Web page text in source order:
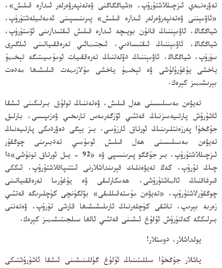
تەۋرەنمەي ئىزچىللاشتۇرۇپ، «شياڭگاڭنى ۋەتەنپەرۋەرلەر ئىدارە قىلىش»،
«ئاۋمېننى ۋەتەنپەرۋەرلەر ئىدارە قىلىش» پىرىنسىپىنى ئەمەلىيلەشتۈرۈپ،
شياڭگاڭ، ئاۋمېننىڭ قانۇن بويىچە ئىدارە قىلىش ئىقتىدارىنى ئۆستۈرۈپ،
شياڭگاڭ، ئاۋمېننىڭ ئىقتىسادىي، ئىجتىمائىي تەرەققىياتىنى ئىلگىرى
سۈرۈپ، شياڭگاڭ، ئاۋمېننىڭ دۆلەتنىڭ تەرەققىيات ئومۇمىيىتىگە تېخىمۇ
ياخشى يۇغۇرۇلۇشى ۋە تېخىمۇ ياخشى مۇلازىمەت قىلىشىغا مەدەت
بېرىشىمىز كېرەك.
تەيۋەن مەسىلىسىنى ھەل قىلىش، ۋەتەننىڭ تولۇق بىرلىكىنى ئىشقا
ئاشۇرۇش پارتىيەمىزنىڭ قەتئىي ئۆزگەرمەس تارىخىي ۋەزىپىسى، بارلىق
جۇڭخۇا پەرزەنتلىرىنىڭ ئورتاق ئارزۇسى. بىز يېڭى دەۋردىكى پارتىيەنىڭ
تەيۋەن مەسىلىسىنى ھەل قىلىش ئومۇمىي تەدبىرىنى چوڭقۇر
ئىزچىللاشتۇرۇپ، بىر جۇڭگو پىرىنسىپى ۋە «92 - يىل ئورتاق تونۇشى»دا
چىڭ تۇرۇپ، كەڭ تەيۋەنلىك قېرىنداشلارنى ئىتتىپاقلاشتۇرۇپ، ئىككى
قىرغاقنىڭ ئالماشتۇرۇشى، ھەمكارلىقى ۋە يۇغۇرما تەرەققىياتىنى
چوڭقۇرلاشتۇرۇپ، «تەيۋەن مۇستەقىللىقى» بۆلگۈنچى كۈچلىرىگە قەتئىي
زەربە بېرىپ، تاشقى كۈچلەرنىڭ ئارىلىشىشىغا قارشى تۇرۇپ، ۋەتەننى
بىرلىككە كەلتۈرۈش ئۇلۇغ ئىشىنى قەتئىي ئالغا سىلجىتىشىمىز كېرەك.
يولداشلار، دوستلار!
ياشلار جۇڭخۇا مىللىتىنىڭ ئۇلۇغ گۈللىنىشىنى ئىشقا ئاشۇرۇشتىكى